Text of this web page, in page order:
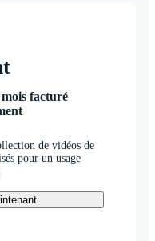
facturé
de vidéos de
pour un usage